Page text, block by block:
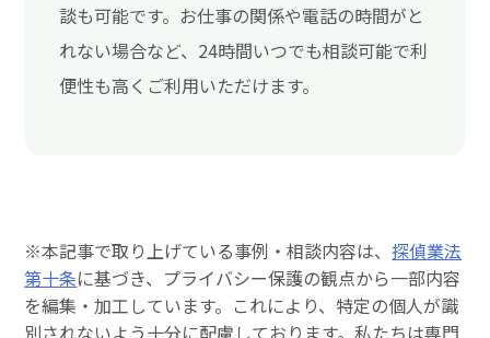
談も可能です。お仕事の関係や電話の時間がと
れない場合など、24時間いつでも相談可能で利
便性も高くご利用いただけます。
※本記事で取り上げている事例・相談内容は、探偵業法
第十条に基づき、プライバシー保護の観点から一部内容
を編集・加工しています。これにより、特定の個人が識
別されないよう十分に配慮しております。私たちは専門